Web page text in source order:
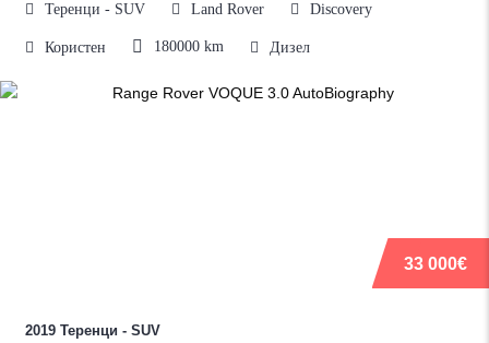
Теренци - SUV Land Rover Discovery
Користен 180000 km Дизел
33 000€
2019 Теренци - SUV